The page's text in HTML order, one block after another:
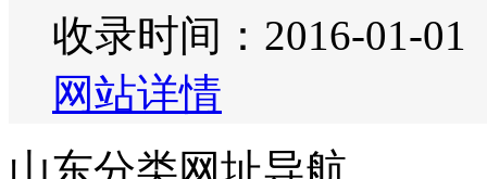
收录时间：2016-01-01
网站详情